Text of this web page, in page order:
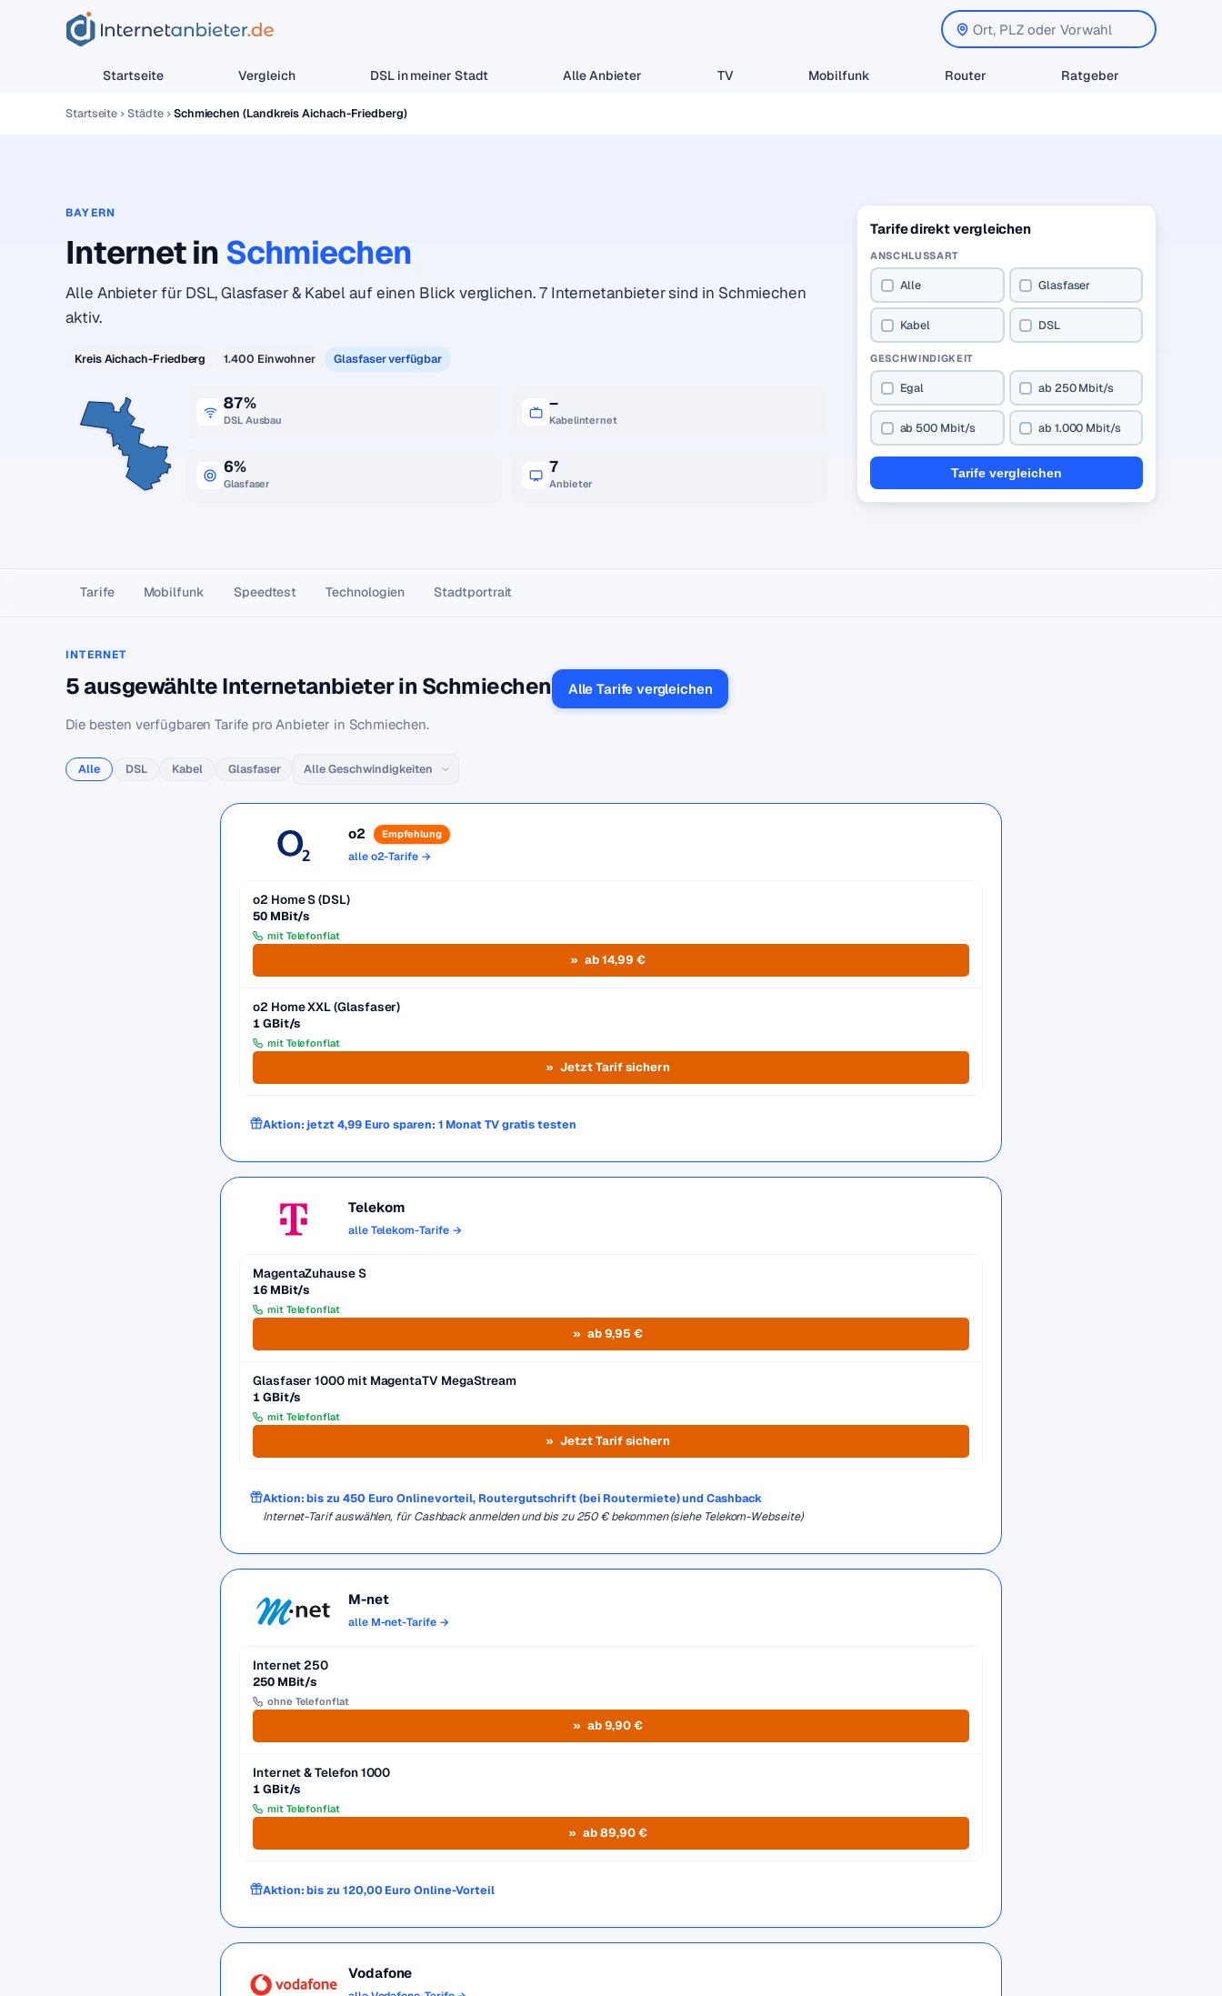
Startseite Vergleich DSL in meiner Stadt Alle Anbieter TV Mobilfunk Router Ratgeber
Startseite Städte Schmiechen (Landkreis Aichach-Friedberg)
BAYERN
Internet in Schmiechen
Alle Anbieter für DSL, Glasfaser & Kabel auf einen Blick verglichen. 7 Internetanbieter sind in Schmiechen
aktiv.
Kreis Aichach-Friedberg 1.400 Einwohner Glasfaser verfügbar
87%
DSL Ausbau
–
Kabelinternet
6%
Glasfaser
7
Anbieter
Tarife direkt vergleichen
ANSCHLUSSART
Alle Glasfaser
Kabel DSL
GESCHWINDIGKEIT
Egal ab 250 Mbit/s
ab 500 Mbit/s ab 1.000 Mbit/s
Tarife vergleichen
Tarife Mobilfunk Speedtest Technologien Stadtportrait
INTERNET
5 ausgewählte Internetanbieter in Schmiechen Alle Tarife vergleichen
Die besten verfügbaren Tarife pro Anbieter in Schmiechen.
Alle DSL Kabel Glasfaser
o2 Empfehlung
alle o2-Tarife →
o2 Home S (DSL)
50 MBit/s
mit Telefonflat
ab 14,99 €
o2 Home XXL (Glasfaser)
1 GBit/s
mit Telefonflat
Jetzt Tarif sichern
Aktion: jetzt 4,99 Euro sparen: 1 Monat TV gratis testen
Telekom
alle Telekom-Tarife →
MagentaZuhause S
16 MBit/s
mit Telefonflat
ab 9,95 €
Glasfaser 1000 mit MagentaTV MegaStream
1 GBit/s
mit Telefonflat
Jetzt Tarif sichern
Aktion: bis zu 450 Euro Onlinevorteil, Routergutschrift (bei Routermiete) und Cashback
Internet-Tarif auswählen, für Cashback anmelden und bis zu 250 € bekommen (siehe Telekom-Webseite)
M-net
alle M-net-Tarife →
Internet 250
250 MBit/s
ohne Telefonflat
ab 9,90 €
Internet & Telefon 1000
1 GBit/s
mit Telefonflat
ab 89,90 €
Aktion: bis zu 120,00 Euro Online-Vorteil
Vodafone